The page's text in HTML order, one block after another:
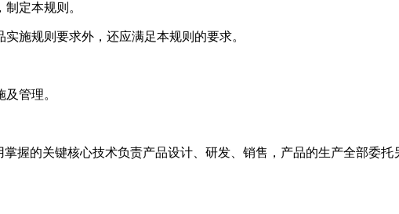
定本规则。
施规则要求外，还应满足本规则的要求。
管理。
握的关键核心技术负责产品设计、研发、销售，产品的生产全部委